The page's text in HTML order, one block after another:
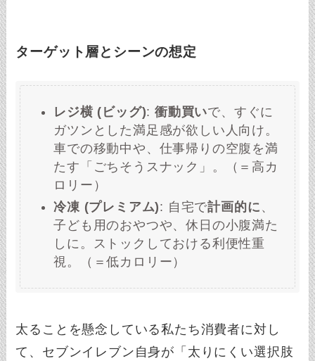
ターゲット層とシーンの想定
レジ横 (ビッグ):衝動買いで、すぐに
ガツンとした満足感が欲しい人向け。
車での移動中や、仕事帰りの空腹を満
たす「ごちそうスナック」。（＝高カ
ロリー）
冷凍 (プレミアム): 自宅で計画的に 、
子ども用のおやつや、休日の小腹満た
しに。ストックしておける利便性重
視。（＝低カロリー）
太ることを懸念している私たち消費者に対し
て、セブンイレブン自身が「太りにくい選択肢